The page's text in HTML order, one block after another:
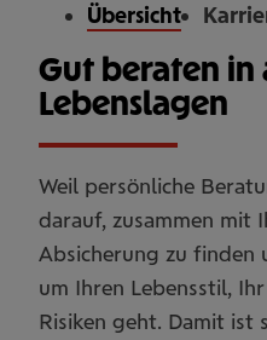
Übersicht
Gut beraten in
Lebenslagen
Weil persönliche
darauf, zusammen mit
Absicherung zu finden
um Ihren Lebensstil,
Risiken geht. Damit ist